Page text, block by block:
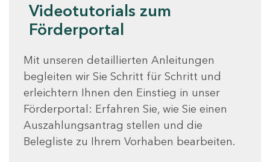
Videotutorials zum
Förderportal
Mit unseren detaillierten Anleitungen
begleiten wir Sie Schritt für Schritt und
erleichtern Ihnen den Einstieg in unser
Förderportal: Erfahren Sie, wie Sie einen
Auszahlungsantrag stellen und die
Belegliste zu Ihrem Vorhaben bearbeiten.